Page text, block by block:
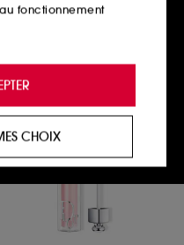
fonctionnement
être désactivés.
enrichie et
des
contenus qui
adaptées à
publicité :
du contenu susceptible
y compris sur des
CHOIX